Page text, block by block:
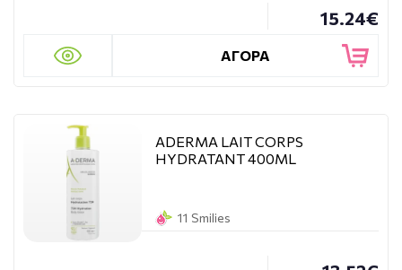
15.24€
ΑΓΟΡΑ
ADERMA LAIT CORPS
HYDRATANT 400ML
11 Smilies